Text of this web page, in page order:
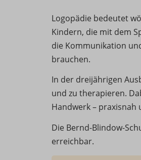
Logopädie bedeutet
Kindern, die mit dem
die Kommunikation
brauchen.
In der dreijährigen
und zu therapieren.
Handwerk –
Die Bernd-Blindow-
erreichbar.